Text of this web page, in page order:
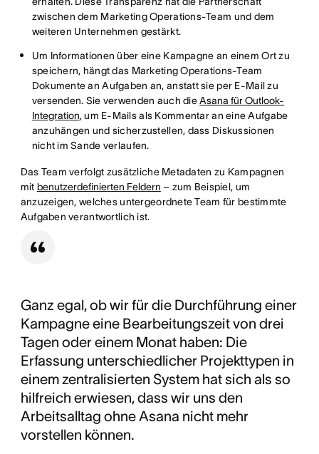
zwischen dem Marketing Operations-Team und dem
weiteren Unternehmen gestärkt.
Um Informationen über eine Kampagne an einem Ort zu
speichern, hängt das Marketing Operations-Team
Dokumente an Aufgaben an, anstatt sie per E-Mail zu
versenden. Sie verwenden auch dieAsana für Outlook-
Integration, um E-Mails als Kommentar an eine Aufgabe
anzuhängen und sicherzustellen, dass Diskussionen
nicht im Sande verlaufen.
Das Team verfolgt zusätzliche Metadaten zu Kampagnen
mit benutzerdefinierten Feldern – zum Beispiel, um
anzuzeigen, welches untergeordnete Team für bestimmte
Aufgaben verantwortlich ist.
Ganz egal, ob wir für die Durchführung einer
Kampagne eine Bearbeitungszeit von drei
Tagen oder einem Monat haben: Die
Erfassung unterschiedlicher Projekttypen in
einem zentralisierten System hat sich als so
hilfreich erwiesen, dass wir uns den
Arbeitsalltag ohne Asana nicht mehr
vorstellen können.